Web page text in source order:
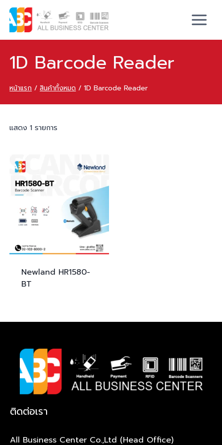
1D Barcode Reader
หน้าแรก / สินค้าทั้งหมด / 1D Barcode Reader
แสดง 1 รายการ
Newland HR1580-
BT
ติดต่อเรา
All Business Center Co.,Ltd (Head Office)